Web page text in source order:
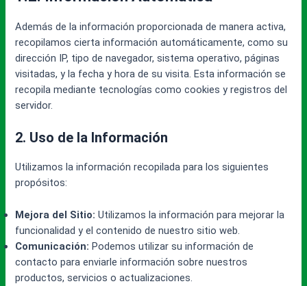
Además de la información proporcionada de manera activa,
recopilamos cierta información automáticamente, como su
dirección IP, tipo de navegador, sistema operativo, páginas
visitadas, y la fecha y hora de su visita. Esta información se
recopila mediante tecnologías como cookies y registros del
servidor.
2. Uso de la Información
Utilizamos la información recopilada para los siguientes
propósitos:
Mejora del Sitio: Utilizamos la información para mejorar la
funcionalidad y el contenido de nuestro sitio web.
Comunicación: Podemos utilizar su información de
contacto para enviarle información sobre nuestros
productos, servicios o actualizaciones.